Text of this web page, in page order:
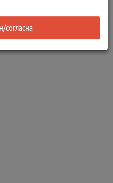
строительства, по
застройки,
средств материнского
согласна